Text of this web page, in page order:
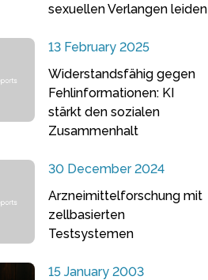
sexuellen Verlangen leiden
13 February 2025
Widerstandsfähig gegen
Fehlinformationen: KI
stärkt den sozialen
Zusammenhalt
30 December 2024
Arzneimittelforschung mit
zellbasierten
Testsystemen
15 January 2003